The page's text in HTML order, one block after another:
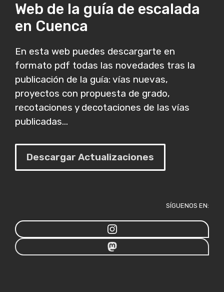
Web de la guía de escalada
en Cuenca
En esta web puedes descargarte en
formato pdf todas las novedades tras la
publicación de la guía: vías nuevas,
proyectos con propuesta de grado,
recotaciones y decotaciones de las vías
publicadas...
Descargar Actualizaciones
SÍGUENOS EN: